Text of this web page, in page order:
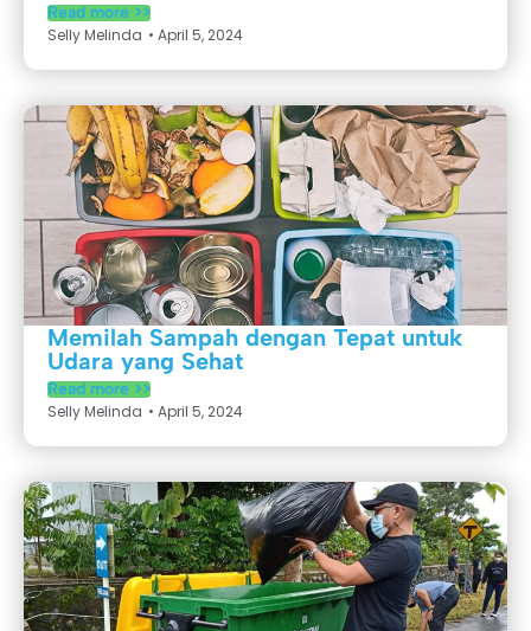
Read more >>
Selly Melinda • April 5, 2024
Memilah Sampah dengan Tepat untuk
Udara yang Sehat
Read more >>
Selly Melinda • April 5, 2024